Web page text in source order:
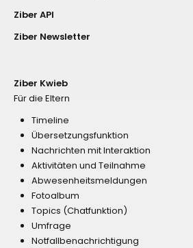
Ziber API
Ziber Newsletter
Ziber Kwieb
Für die Eltern
Timeline
Übersetzungsfunktion
Nachrichten mit Interaktion
Aktivitäten und Teilnahme
Abwesenheitsmeldungen
Fotoalbum
Topics (Chatfunktion)
Umfrage
Notfallbenachrichtigung